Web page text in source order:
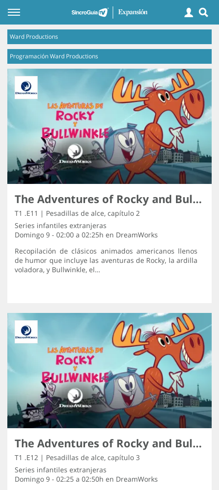
Ward Productions
Programación Ward Productions
The Adventures of Rocky and Bullwinkle
T1 .E11 | Pesadillas de alce, capítulo 2
Series infantiles extranjeras
Domingo 9 - 02:00 a 02:25h en DreamWorks
Recopilación de clásicos animados americanos llenos
de humor que incluye las aventuras de Rocky, la ardilla
voladora, y Bullwinkle, el…
The Adventures of Rocky and Bullwinkle
T1 .E12 | Pesadillas de alce, capítulo 3
Series infantiles extranjeras
Domingo 9 - 02:25 a 02:50h en DreamWorks